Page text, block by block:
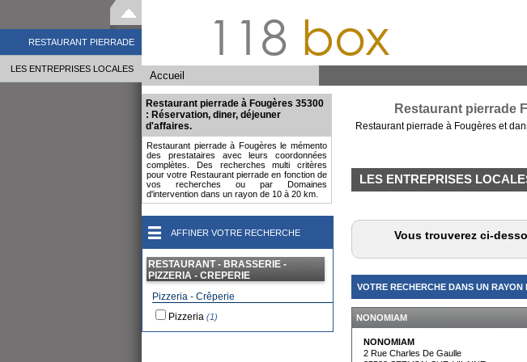
118 box
Accueil
RESTAURANT PIERRADE
LES ENTREPRISES LOCALES
Restaurant pierrade à Fougères 35300
: Réservation, diner, déjeuner
d'affaires.
Restaurant pierrade à Fougères le mémento
des prestataires avec leurs coordonnées
complètes. Des recherches multi critères
pour votre Restaurant pierrade en fonction de
vos recherches ou par Domaines
d'intervention dans un rayon de 10 à 20 km.
AFFINER VOTRE RECHERCHE
RESTAURANT - BRASSERIE -
PIZZERIA - CREPERIE
Pizzeria - Crêperie
Pizzeria (1)
Restaurant pierrade
Restaurant pierrade à Fougères et
LES ENTREPRISES
Vous trouverez ci-
VOTRE RECHERCHE DANS UN
NONOMIAM
NONOMIAM
2 Rue Charles De Gaulle